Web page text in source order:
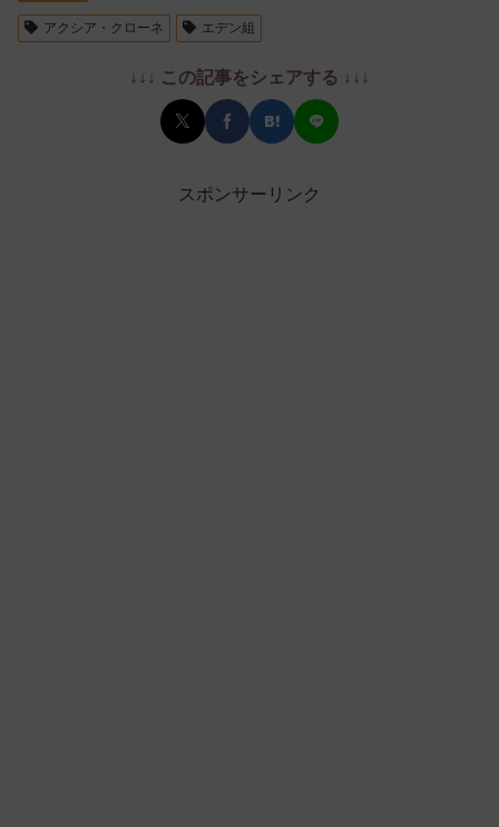
アクシア・クローネ エデン組
↓↓↓ この記事をシェアする ↓↓↓
スポンサーリンク